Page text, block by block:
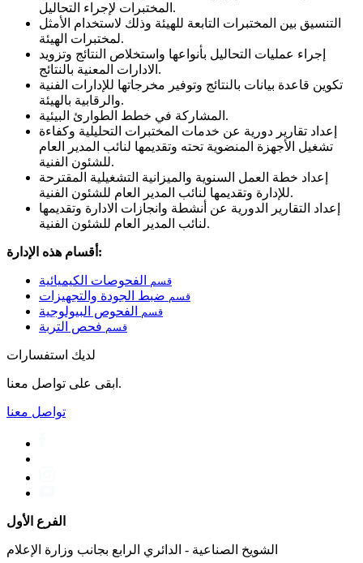
المختبرات لإجراء التحاليل.
التنسيق بين المختبرات التابعة للهيئة وذلك لاستخدام الأمثل
لمختبرات الهيئة.
إجراء عمليات التحاليل بأنواعها واستخلاص النتائج وتزويد
الادارات المعنية بالنتائج.
تكوين قاعدة بيانات بالنتائج وتوفير مخرجاتها للإدارات الفنية
والرقابية بالهيئة.
المشاركة في خطط الطوارئ البيئية.
إعداد تقارير دورية عن خدمات المختبرات التحليلية وكفاءة
تشغيل الأجهزة المنضوية تحته وتقديمها لنائب المدير العام
للشئون الفنية.
إعداد خطة العمل السنوية والميزانية التشغيلية المقترحة
للإدارة وتقديمها لنائب المدير العام للشئون الفنية.
إعداد التقارير الدورية عن أنشطة وانجازات الادارة وتقديمها
لنائب المدير العام للشئون الفنية.
أقسام هذه الإدارة:
قسم الفحوصات الكيميائية
قسم ضبط الجودة والتجهيزات
قسم الفحوص البيولوجية
قسم فحص التربة
لديك استفسارات
ابقى على تواصل معنا.
تواصل معنا
الفرع الأول
الشويخ الصناعية - الدائري الرابع بجانب وزارة الإعلام